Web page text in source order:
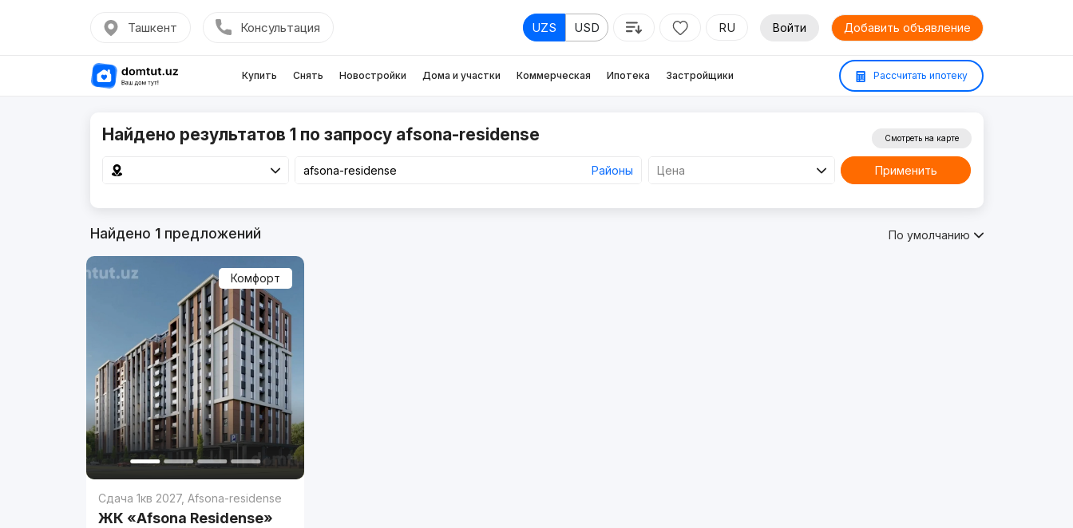
Ташкент Консультация UZS USD RU Войти Добавить объявление
Купить Снять Новостройки Дома и участки Коммерческая Ипотека Застройщики Рассчитать ипотеку
Найдено результатов 1 по запросу afsona-residense
Районы Цена
Смотреть на карте
Применить
Найдено 1предложений По умолчанию
Комфорт
Сдача 1кв 2027,Afsona-residense
ЖК «Afsona Residense»